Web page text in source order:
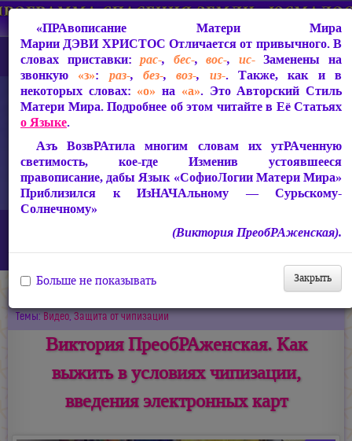
Виктория ПреобРАженская. Как выжить в условиях чипизации,
введения электронных карт
Темы:Видео,Защита от чипизации
Виктория ПреобРАженская. Как
выжить в условиях чипизации,
введения электронных карт
«ПРАвописание Матери Мира
Марии ДЭВИ ХРИСТОС Отличается от привычного. В
словах приставки:рас-, бес-,вос-, ис-Заменены на
звонкую «з»: раз-,без-,воз-, из-. Также, как и в
некоторых словах: «о» на «а». Это Авторский Стиль
Матери Мира. Подробнее об этом читайте в Её Статьях
о Языке.
Азъ ВозвРАтила многим словам их утРАченную
светимость, кое-где Изменив устоявшееся
правописание, дабы Язык «СофиоЛогии Матери Мира»
Приблизился к ИзНАЧАльному — Сурьскому-
Солнечному»
(Виктория ПреобРАженская).
Закрыть
Больше не показывать